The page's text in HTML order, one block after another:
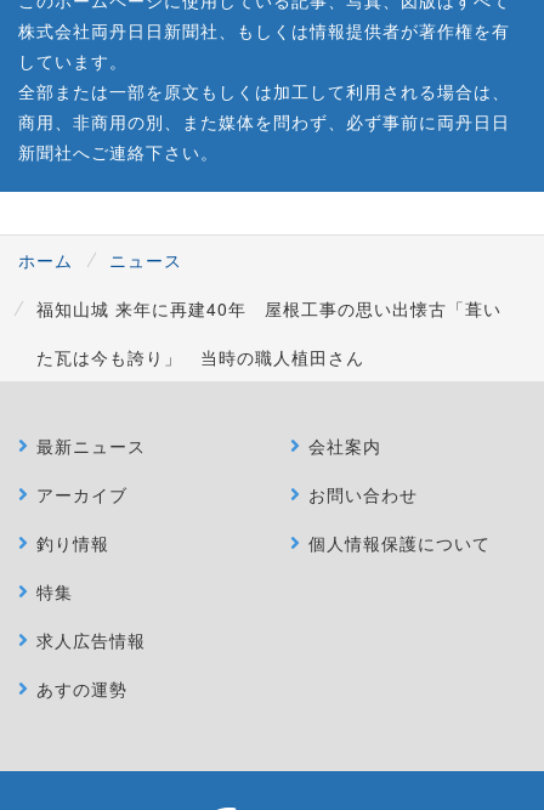
株式会社両丹日日新聞社、もしくは情報提供者が著作権を有
しています。
全部または一部を原文もしくは加工して利用される場合は、
商用、非商用の別、また媒体を問わず、必ず事前に両丹日日
新聞社へご連絡下さい。
ホーム
ニュース
福知山城 来年に再建40年 屋根工事の思い出懐古「葺い
た瓦は今も誇り」 当時の職人植田さん
最新ニュース
アーカイブ
釣り情報
特集
求人広告情報
あすの運勢
会社案内
お問い合わせ
個人情報保護について